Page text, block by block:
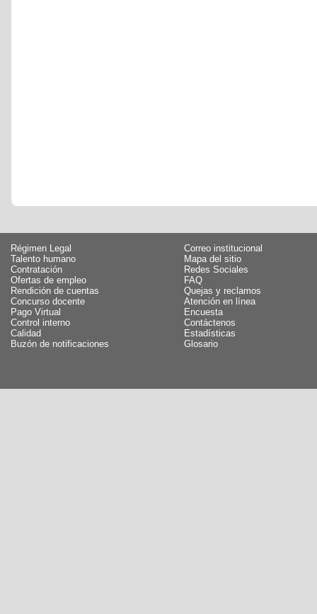
Régimen Legal
Talento humano
Contratación
Ofertas de empleo
Rendición de cuentas
Concurso docente
Pago Virtual
Control interno
Calidad
Buzón de notificaciones
Correo institucional
Mapa del sitio
Redes Sociales
FAQ
Quejas y reclamos
Atención en línea
Encuesta
Contáctenos
Estadísticas
Glosario